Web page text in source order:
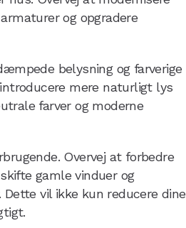
og opgradere
belysning og farverige
mere naturligt lys
farver og moderne
Overvej at forbedre
gamle vinduer og
vil ikke kun reducere dine